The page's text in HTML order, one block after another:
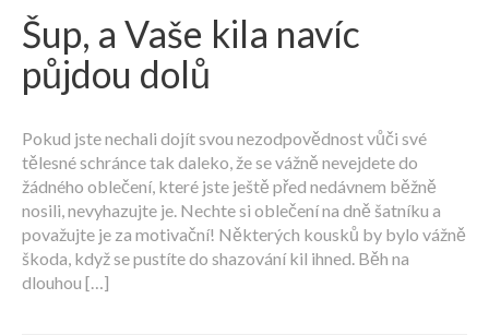
Šup, a Vaše kila navíc
půjdou dolů
Pokud jste nechali dojít svou nezodpovědnost vůči své
tělesné schránce tak daleko, že se vážně nevejdete do
žádného oblečení, které jste ještě před nedávnem běžně
nosili, nevyhazujte je. Nechte si oblečení na dně šatníku a
považujte je za motivační! Některých kousků by bylo vážně
škoda, když se pustíte do shazování kil ihned. Běh na
dlouhou […]